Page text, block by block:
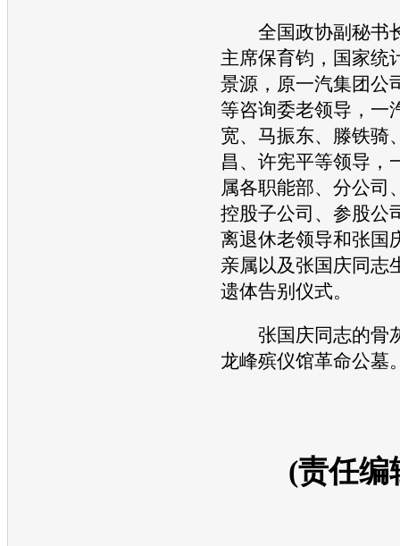
全国政协副秘书
主席保育钧，国家统
景源，原一汽集团公
等咨询委老领导， 一
宽、马振东、滕铁骑
昌、许宪平等领导，
属各职能部、分公司
控股子公司、参股公
离退休老领导和张国
亲属以及张国庆同志
遗体告别仪式。
张国庆同志的骨
龙峰殡仪馆革命公墓
(责任编